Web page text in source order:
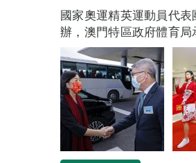
國家奧運精英運動員代
辦，澳門特區政府體育局